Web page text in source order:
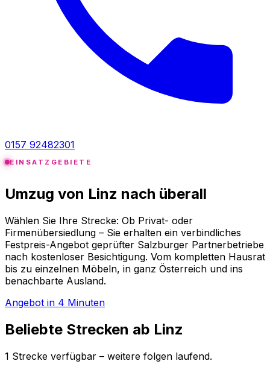
0157 92482301
EINSATZGEBIETE
Umzug von Linz nach überall
Wählen Sie Ihre Strecke: Ob Privat- oder
Firmenübersiedlung – Sie erhalten ein verbindliches
Festpreis-Angebot geprüfter Salzburger Partnerbetriebe
nach kostenloser Besichtigung. Vom kompletten Hausrat
bis zu einzelnen Möbeln, in ganz Österreich und ins
benachbarte Ausland.
Angebot in 4 Minuten
Beliebte Strecken ab Linz
1 Strecke verfügbar – weitere folgen laufend.